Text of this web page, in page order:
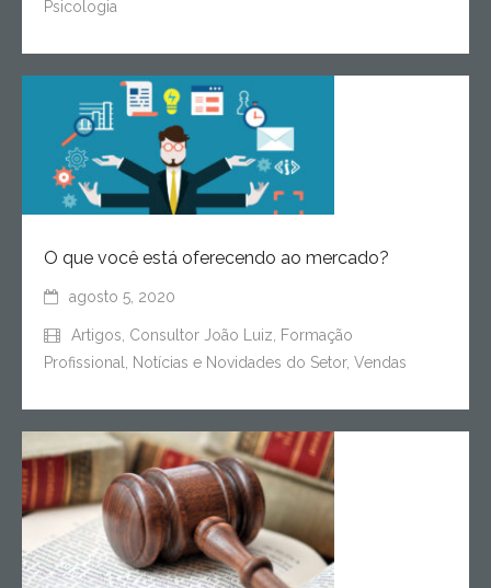
Psicologia
O que você está oferecendo ao mercado?
agosto 5, 2020
Artigos Consultor João Luiz
Formação
Profissional
Notícias e Novidades do Setor, Vendas